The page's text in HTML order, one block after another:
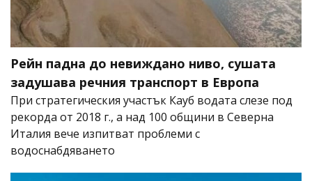
Рейн падна до невиждано ниво, сушата
задушава речния транспорт в Европа
При стратегическия участък Кауб водата слезе под
рекорда от 2018 г., а над 100 общини в Северна
Италия вече изпитват проблеми с
водоснабдяването